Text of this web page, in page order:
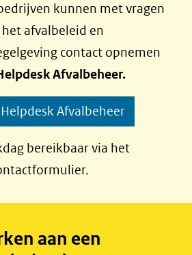
kunnen met vragen
afvalbeleid en
contact opnemen
Afvalbeheer.
Afvalbeheer
bereikbaar via het
aan een